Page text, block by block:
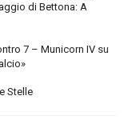
di Bettona: A
7 – Municorn IV su
Stelle